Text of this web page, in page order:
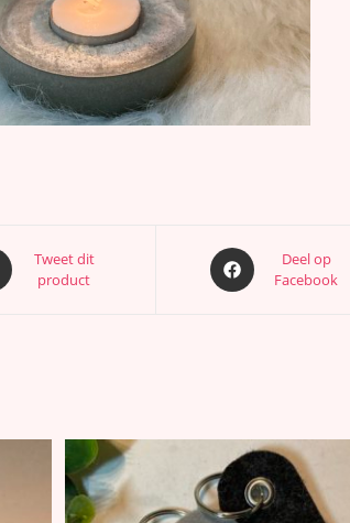
Tweet dit
product
Deel op
Facebook